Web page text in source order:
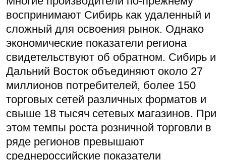
воспринимают Сибирь как удаленный и
сложный для освоения рынок. Однако
экономические показатели региона
свидетельствуют об обратном. Сибирь и
Дальний Восток объединяют около 27
миллионов потребителей, более 150
торговых сетей различных форматов и
свыше 18 тысяч сетевых магазинов. При
этом темпы роста розничной торговли в
ряде регионов превышают
среднероссийские показатели